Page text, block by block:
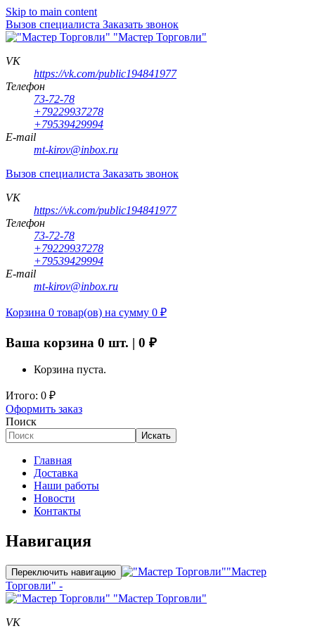
Skip to main content
Вызов специалиста Заказать звонок
"Мастер Торговли"
VK
https://vk.com/public194841977
Телефон
73-72-78
+79229937278
+79539429994
E-mail
mt-kirov@inbox.ru
Вызов специалиста Заказать звонок
VK
https://vk.com/public194841977
Телефон
73-72-78
+79229937278
+79539429994
E-mail
mt-kirov@inbox.ru
Корзина 0 товар(ов) на сумму 0 ₽
Ваша корзина 0 шт. | 0 ₽
Корзина пуста.
Итого: 0 ₽
Оформить заказ
Поиск
Искать
Главная
Доставка
Наши работы
Новости
Контакты
Навигация
Переключить навигацию
"Мастер
Торговли" -
"Мастер Торговли"
VK